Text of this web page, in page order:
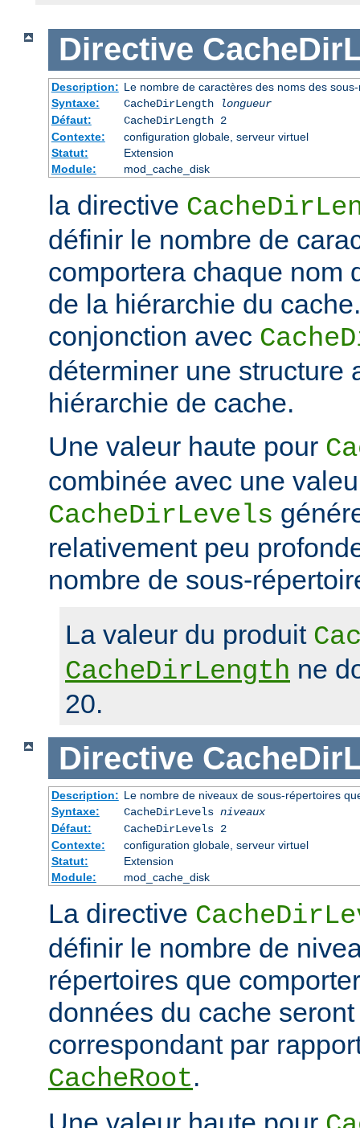
Directive
Description: Le nombre de caractères des noms des
Syntaxe:
CacheDirLength
longueur
Défaut:
CacheDirLength 2
Contexte:
configuration globale, serveur virtuel
Statut:
Extension
Module:
mod_cache_disk
la directive
définir le nombre de
comportera chaque nom
de la hiérarchie du
conjonction avec
déterminer une structure
hiérarchie de cache.
Une valeur haute pour
combinée avec une
CacheDirLevels
relativement peu
nombre de sous-
La valeur du produit
CacheDirLength ne
20.
Directive
Description: Le nombre de niveaux de sous-répertoires
Syntaxe:
CacheDirLevels niveaux
Défaut:
CacheDirLevels 2
Contexte:
configuration globale, serveur virtuel
Statut:
Extension
Module:
mod_cache_disk
La directive
définir le nombre de
répertoires que
données du cache
correspondant par
CacheRoot.